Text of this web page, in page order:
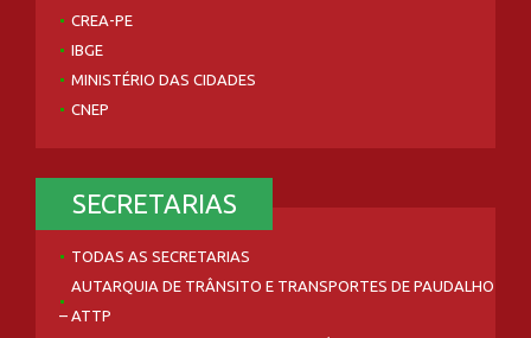
CREA-PE
IBGE
MINISTÉRIO DAS CIDADES
CNEP
SECRETARIAS
TODAS AS SECRETARIAS
AUTARQUIA DE TRÂNSITO E TRANSPORTES DE PAUDALHO
– ATTP